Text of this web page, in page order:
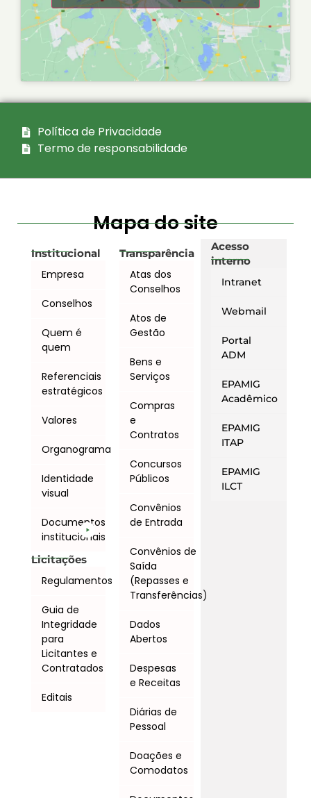
Política de Privacidade
Termo de responsabilidade
Mapa do site
Institucional
Empresa
Conselhos
Quem é
quem
Referenciais
estratégicos
Valores
Organograma
Identidade
visual
Documentos
institucionais
Licitações
Regulamentos
Guia de
Integridade
para
Licitantes e
Contratados
Editais
Transparência
Atas dos
Conselhos
Atos de
Gestão
Bens e
Serviços
Compras
e
Contratos
Concursos
Públicos
Convênios
de Entrada
Convênios de
Saída
(Repasses e
Transferências)
Dados
Abertos
Despesas
e Receitas
Diárias de
Pessoal
Doações e
Comodatos
Acesso
interno
Intranet
Webmail
Portal
ADM
EPAMIG
Acadêmico
EPAMIG
ITAP
EPAMIG
ILCT